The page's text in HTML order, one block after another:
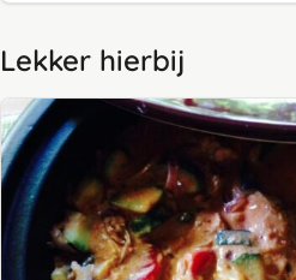
Lekker hierbij